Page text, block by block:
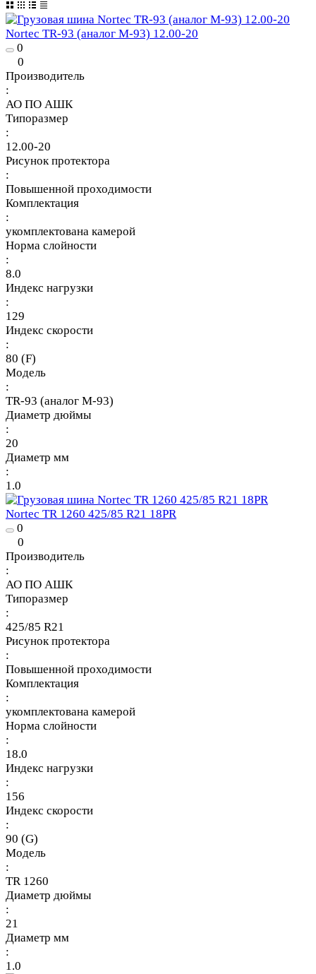
Nortec TR-93 (аналог М-93) 12.00-20
0
0
Производитель
:
АО ПО АШК
Типоразмер
:
12.00-20
Рисунок протектора
:
Повышенной проходимости
Комплектация
:
укомплектована камерой
Норма слойности
:
8.0
Индекс нагрузки
:
129
Индекс скорости
:
80 (F)
Модель
:
TR-93 (аналог М-93)
Диаметр дюймы
:
20
Диаметр мм
:
1.0
Nortec TR 1260 425/85 R21 18PR
0
0
Производитель
:
АО ПО АШК
Типоразмер
:
425/85 R21
Рисунок протектора
:
Повышенной проходимости
Комплектация
:
укомплектована камерой
Норма слойности
:
18.0
Индекс нагрузки
:
156
Индекс скорости
:
90 (G)
Модель
:
TR 1260
Диаметр дюймы
:
21
Диаметр мм
:
1.0